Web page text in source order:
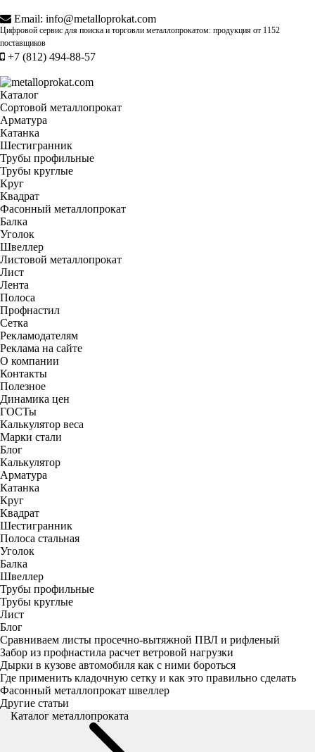
Email: info@metalloprokat.com
Цифровой сервис для поиска и торговли металлопрокатом: продукция от 1152
поставщиков
+7 (812) 494-88-57
Каталог
Сортовой металлопрокат
Арматура
Катанка
Шестигранник
Трубы профильные
Трубы круглые
Круг
Квадрат
Фасонный металлопрокат
Балка
Уголок
Швеллер
Листовой металлопрокат
Лист
Лента
Полоса
Профнастил
Сетка
Рекламодателям
Реклама на сайте
О компании
Контакты
Полезное
Динамика цен
ГОСТы
Калькулятор веса
Марки стали
Блог
Калькулятор
Арматура
Катанка
Круг
Квадрат
Шестигранник
Полоса стальная
Уголок
Балка
Швеллер
Трубы профильные
Трубы круглые
Лист
Блог
Сравниваем листы просечно-вытяжной ПВЛ и рифленый
Забор из профнастила расчет ветровой нагрузки
Дырки в кузове автомобиля как с ними бороться
Где применить кладочную сетку и как это правильно сделать
Фасонный металлопрокат швеллер
Другие статьи
Каталог металлопроката